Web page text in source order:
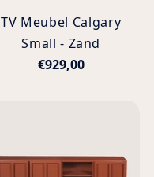
TV Meubel Calgary
Small - Zand
€929,00